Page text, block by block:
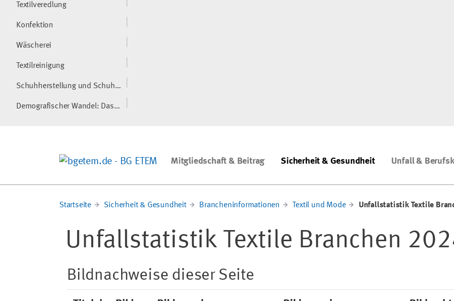
Textilveredlung
Konfektion
Wäscherei
Textilreinigung
Schuhherstellung und Schuhreparatur
Demografischer Wandel: Das neue Textil-Zeitalter
Mitgliedschaft & Beitrag Sicherheit & Gesundheit Unfall &
Startseite Sicherheit & Gesundheit Brancheninformationen Textil und Mode Unfallstatistik Textile
Unfallstatistik Textile Branchen
Bildnachweise dieser Seite